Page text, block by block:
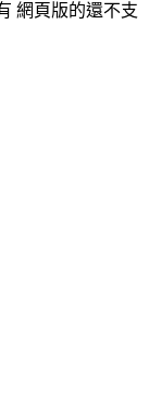
網頁版的還不支